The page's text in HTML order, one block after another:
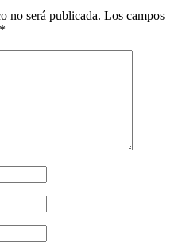
no será publicada. Los campos
*